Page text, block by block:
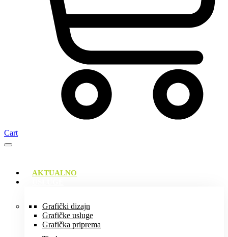
Cart
AKTUALNO
Grafički dizajn
Grafičke usluge
Grafička priprema